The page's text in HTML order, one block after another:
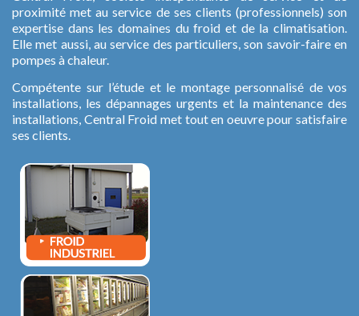
proximité met au service de ses clients (professionnels) son
expertise dans les domaines du froid et de la climatisation.
Elle met aussi, au service des particuliers, son savoir-faire en
pompes à chaleur.
Compétente sur l’étude et le montage personnalisé de vos
installations, les dépannages urgents et la maintenance des
installations, Central Froid met tout en oeuvre pour satisfaire
ses clients.